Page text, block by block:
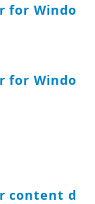
for Windo
for Windo
content d